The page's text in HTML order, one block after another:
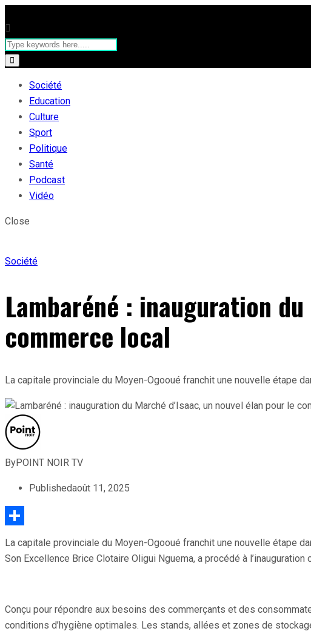
Société
Education
Culture
Sport
Politique
Santé
Podcast
Vidéo
Close
Société
Lambaréné : inauguration
commerce local
La capitale provinciale du Moyen-Ogooué franchit une nouvelle étape
ByPOINT NOIR TV
Publishedaoût 11, 2025
La capitale provinciale du Moyen-Ogooué franchit une nouvelle étape
Son Excellence Brice Clotaire Oligui Nguema, a procédé à
Conçu pour répondre aux besoins des commerçants et des
conditions d’hygiène optimales. Les stands, allées et zones de